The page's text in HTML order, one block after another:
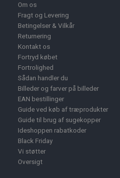
Om os
Fragt og Levering
Betingelser & Vilkår
Returnering
Kontakt os
Fortryd købet
Fortrolighed
Sådan handler du
Billeder og farver på billeder
EAN bestillinger
Guide ved køb af træprodukter
Guide til brug af sugekopper
Ideshoppen rabatkoder
Black Friday
Vi støtter
Oversigt